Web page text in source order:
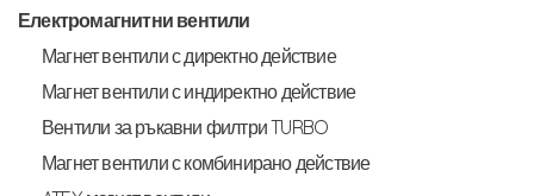
Електромагнитни вентили
Магнет вентили с директно действие
Магнет вентили с индиректно действие
Вентили за ръкавни филтри TURBO
Магнет вентили с комбинирано действие